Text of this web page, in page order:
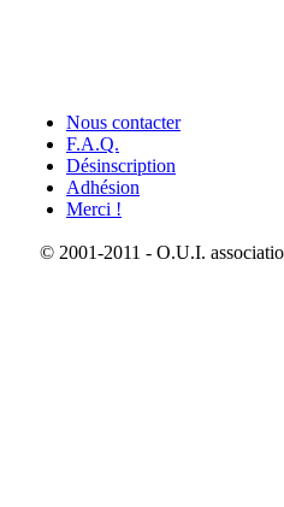
Nous contacter
F.A.Q.
Désinscription
Adhésion
Merci !
© 2001-2011 - O.U.I.